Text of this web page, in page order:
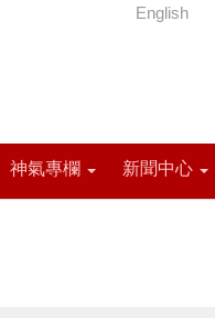
神氣專欄 新聞中心
English